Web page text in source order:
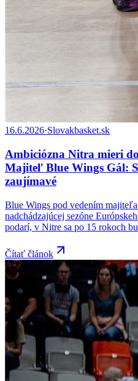
16.6.2026·Slovakbasket.sk
Ambiciózna Nitra mieri
Majiteľ Blue Wings Gál:
zaujímavé
Blue Wings pod vedením
nadchádzajúcej sezóne
podarí, v Nitre sa po 15 rokoch
Čítať článok